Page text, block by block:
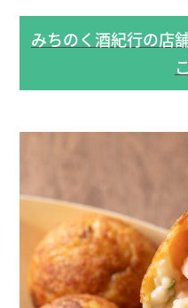
みちのく酒紀行の店